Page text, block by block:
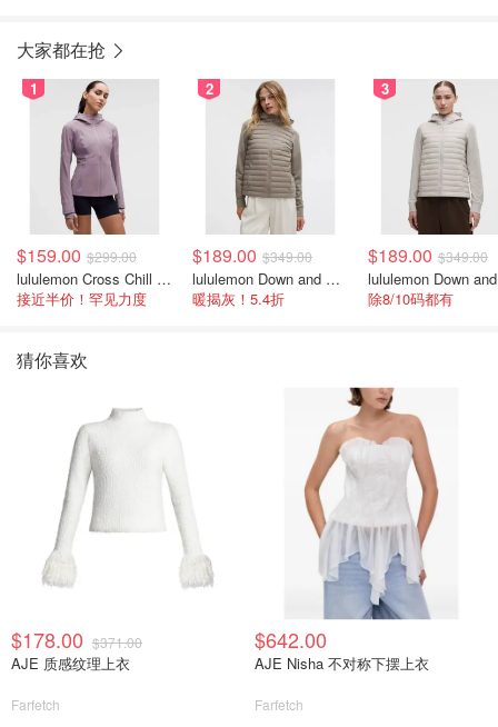
大家都在抢
1
$159.00 $299.00
lululemon Cross Chill 女士运动外套
接近半价！罕见力度
2
$189.00 $349.00
lululemon Down and Around 羽绒夹克
暖揭灰！5.4折
3
$189.00 $349.00
除8/10码都有
猜你喜欢
$178.00 $371.00
AJE 质感纹理上衣
Farfetch
$642.00
AJE Nisha 不对称下摆上衣
Farfetch